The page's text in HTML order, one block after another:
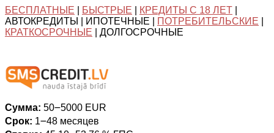
БЕСПЛАТНЫЕ
БЫСТРЫЕ КРЕДИТЫ С 18 ЛЕТ
АВТОКРЕДИТЫ | ИПОТЕЧНЫЕ |
ПОТРЕБИТЕЛЬСКИЕ
КРАТКОСРОЧНЫЕ | ДОЛГОСРОЧНЫЕ
Сумма: 50౼5000 EUR
Срок: 1౼48 месяцев